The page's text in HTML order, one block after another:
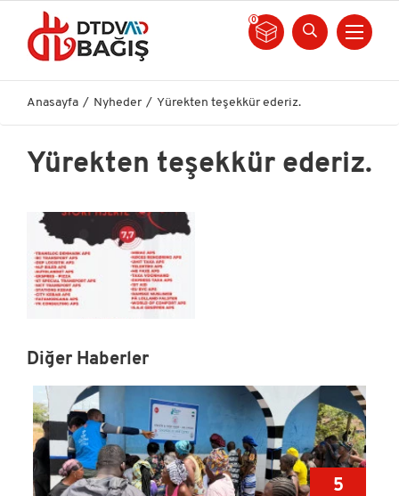
0
Anasayfa Nyheder Yürekten teşekkür ederiz.
Yürekten teşekkür ederiz.
Diğer Haberler
5